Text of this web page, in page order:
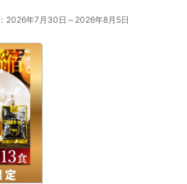
2026年7月30日～2026年8月5日